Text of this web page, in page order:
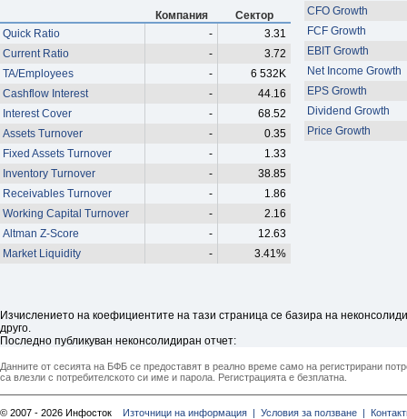
Компания
Сектор
Quick Ratio
-
3.31
Current Ratio
-
3.72
TA/Employees
-
6 532K
Cashflow Interest
-
44.16
Interest Cover
-
68.52
Assets Turnover
-
0.35
Fixed Assets Turnover
-
1.33
Inventory Turnover
-
38.85
Receivables Turnover
-
1.86
Working Capital Turnover
-
2.16
Altman Z-Score
-
12.63
Market Liquidity
- 3.41%
CFO Growth
FCF Growth
EBIT Growth
Net Income Growth
EPS Growth
Dividend Growth
Price Growth
Изчислението на коефициентите на тази страница се базира на
друго.
Последно публикуван неконсолидиран отчет:
Данните от сесията на БФБ се предоставят в реално време само на регистрирани
са влезли с потребителското си име и парола. Регистрацията е безплатна.
© 2007 - 2026 Инфосток Източници на информация | Условия за ползване |